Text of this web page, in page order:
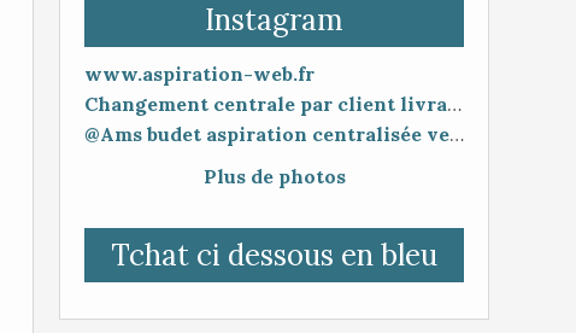
Instagram
www.aspiration-web.fr
Changement centrale par client livraison 48h mise en service 30 minutes
@Ams budet aspiration centralisée vente en ligne www.aspiration-web.fr
Plus de photos
Tchat ci dessous en bleu